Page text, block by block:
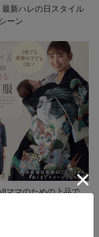
進む
新ハレの日スタイル
ーン
ママのための上品で